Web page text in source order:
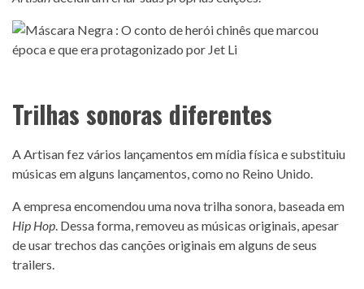
Trilhas sonoras diferentes
A Artisan fez vários lançamentos em mídia física e substituiu
músicas em alguns lançamentos, como no Reino Unido.
A empresa encomendou uma nova trilha sonora, baseada em
Hip Hop . Dessa forma, removeu as músicas originais, apesar
de usar trechos das canções originais em alguns de seus
trailers.